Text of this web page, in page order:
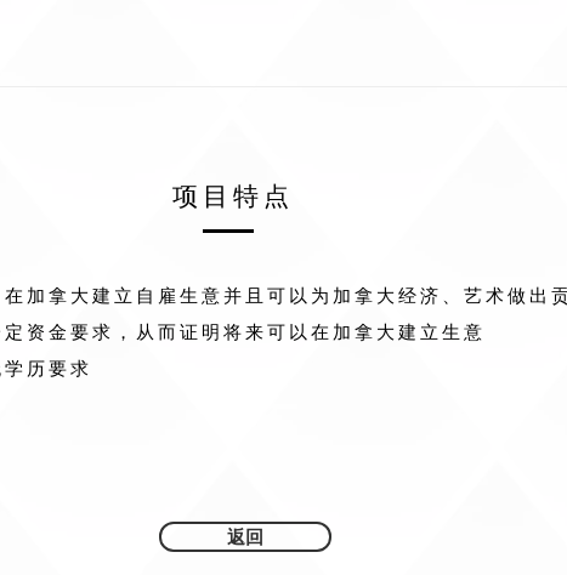
​项目特点
加拿大建立自雇生意并且可以为加拿大经济、艺术做出
资金要求，从而证明将来可以在加拿大建立生意
历要求
返回